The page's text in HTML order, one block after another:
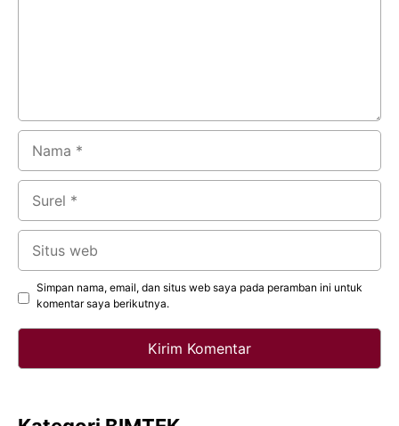
Simpan nama, email, dan situs web saya pada peramban ini untuk
komentar saya berikutnya.